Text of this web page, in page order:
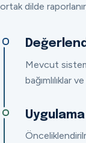
ortak dilde
Mevcut sistem
bağımlılıklar
Uygulama